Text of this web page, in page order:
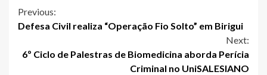
Continue
Previous:
Defesa Civil realiza “Operação Fio Solto” em Birigui
Next:
6º Ciclo de Palestras de Biomedicina aborda Perícia
Criminal no UniSALESIANO